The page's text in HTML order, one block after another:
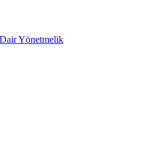
Dair Yönetmelik